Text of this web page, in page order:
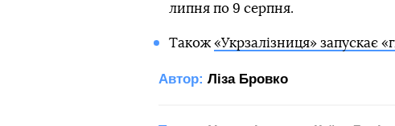
липня по 9 серпня.
Також «Укрзалізниця» запускає
Автор: Ліза Бровко